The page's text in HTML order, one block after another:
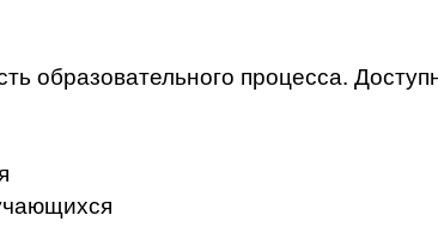
образовательного процесса.